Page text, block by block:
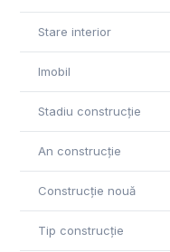
Stare interior
Imobil
Stadiu construcție
An construcție
Construcție nouă
Tip construcție